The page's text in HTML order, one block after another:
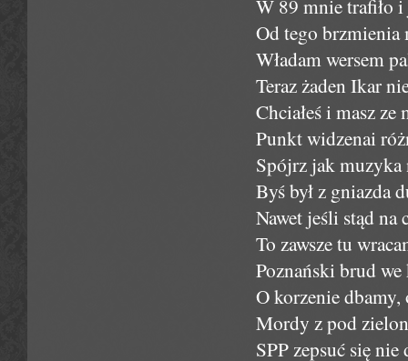
W 89 mnie trafiło
Od tego brzmienia
Władam wersem
Teraz żaden Ikar
Chciałeś i masz
Punkt widzenai
Spójrz jak muzyka
Byś był z gniazda
Nawet jeśli stąd
To zawsze tu
Poznański brud
O korzenie
Mordy z pod
SPP zepsuć się nie